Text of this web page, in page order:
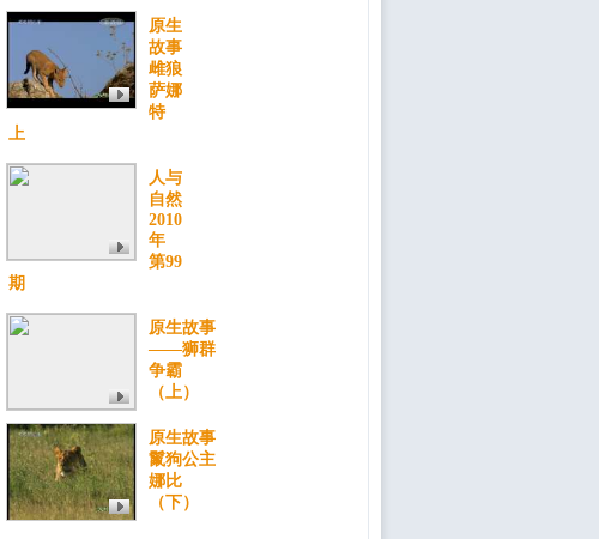
原生
故事
雌狼
萨娜
特
上
人与
自然
2010
年
第99
期
原生故事
——狮群
争霸
（上）
原生故事
鬣狗公主
娜比
（下）